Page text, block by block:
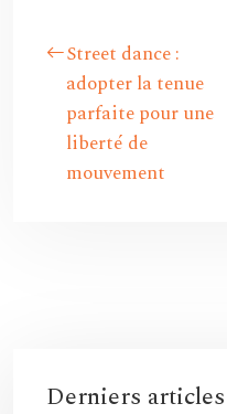
Street dance :
adopter la tenue
parfaite pour une
liberté de
mouvement
Derniers articles